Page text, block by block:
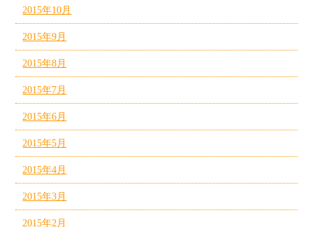
2015年10月
2015年9月
2015年8月
2015年7月
2015年6月
2015年5月
2015年4月
2015年3月
2015年2月